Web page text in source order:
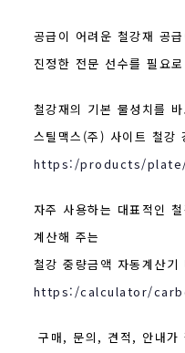
공급이 어려운 철강재 공급
진정한 전문 선수를 필요
철강재의 기본 물성치를
스틸맥스(주) 사이트 철강
https:/products/
자주 사용하는 대표적인
계산해 주는
철강 중량금액 자동계산기
https:/calculator/
구매, 문의, 견적, 안내가